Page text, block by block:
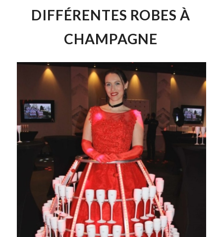
DIFFÉRENTES ROBES À
CHAMPAGNE